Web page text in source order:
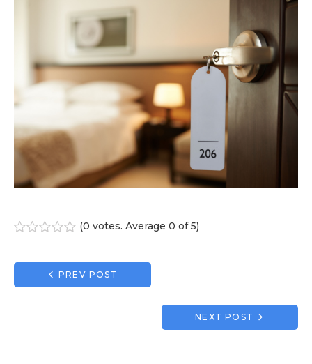
(0 votes. Average 0 of 5)
Navigation
de
PREV POST
NEXT POST